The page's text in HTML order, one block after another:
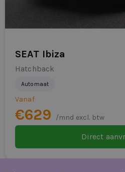
Dealerleasing hét
looptijden, directe
Eurocars Mobility combineert
Klaar om te rijden
Bekijk de actuele Hyundai i10
vraag binnen één minuut een
aanvragen betekent vaak
SEAT Ibiza
Hatchback
Automaat
Vanaf
€629 /mnd excl. btw
Direct